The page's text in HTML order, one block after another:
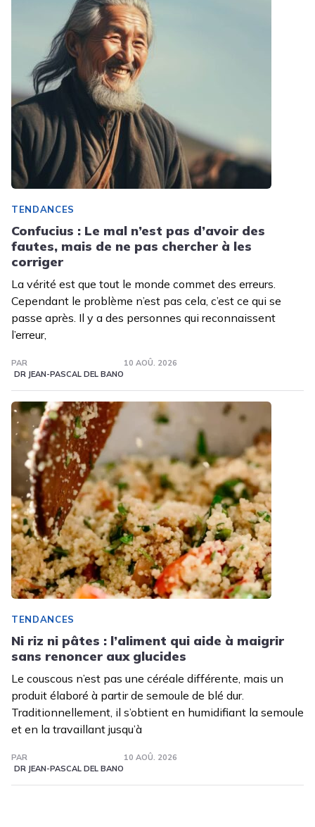
TENDANCES
Confucius : Le mal n’est pas d’avoir des
fautes, mais de ne pas chercher à les
corriger
La vérité est que tout le monde commet des erreurs.
Cependant le problème n’est pas cela, c’est ce qui se
passe après. Il y a des personnes qui reconnaissent
l’erreur,
PAR
DR JEAN-PASCAL DEL BANO
10 AOÛ. 2026
TENDANCES
Ni riz ni pâtes : l’aliment qui aide à maigrir
sans renoncer aux glucides
Le couscous n’est pas une céréale différente, mais un
produit élaboré à partir de semoule de blé dur.
Traditionnellement, il s’obtient en humidifiant la semoule
et en la travaillant jusqu’à
PAR
DR JEAN-PASCAL DEL BANO
10 AOÛ. 2026